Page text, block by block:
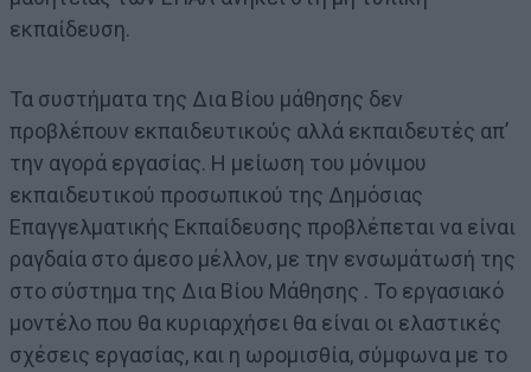
εκπαίδευση.
Τα συστήματα της Δια Βίου μάθησης δεν
προβλέπουν εκπαιδευτικούς αλλά εκπαιδευτές απ’
την αγορά εργασίας. Η μείωση του μόνιμου
εκπαιδευτικού προσωπικού της Δημόσιας
Επαγγελματικής Εκπαίδευσης προβλέπεται να είναι
ραγδαία στο άμεσο μέλλον, με την ενσωμάτωσή της
στο σύστημα της Δια Βίου Μάθησης . Το εργασιακό
μοντέλο που θα κυριαρχήσει θα είναι οι ελαστικές
σχέσεις εργασίας, και η ωρομισθία, σύμφωνα με το